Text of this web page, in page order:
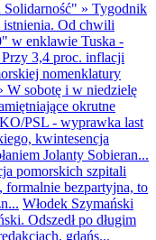
Solidarność" » Tygodnik
istnienia. Od chwili
w enklawie Tuska -
Przy 3,4 proc. inflacji
nomenklatury
W sobotę i w niedzielę
okrutne
PSL - wyprawka last
kwintesencja
Jolanty Sobieran...
pomorskich szpitali
formalnie bezpartyjna, to
Włodek Szymański
Odszedł po długim
gdańs...